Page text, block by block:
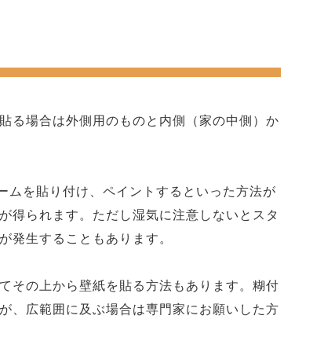
る場合は外側用のものと内側（家の中側）か
を貼り付け、ペイントするといった方法が
得られます。ただし湿気に注意しないとスタ
発生することもあります。
その上から壁紙を貼る方法もあります。糊付
、広範囲に及ぶ場合は専門家にお願いした方